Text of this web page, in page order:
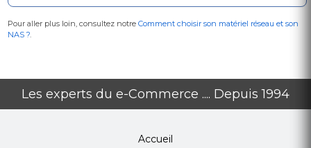
Pour aller plus loin, consultez notre Comment choisir son matériel réseau et son
NAS ?.
Les experts du e-Commerce .... Depuis 1994
Accueil